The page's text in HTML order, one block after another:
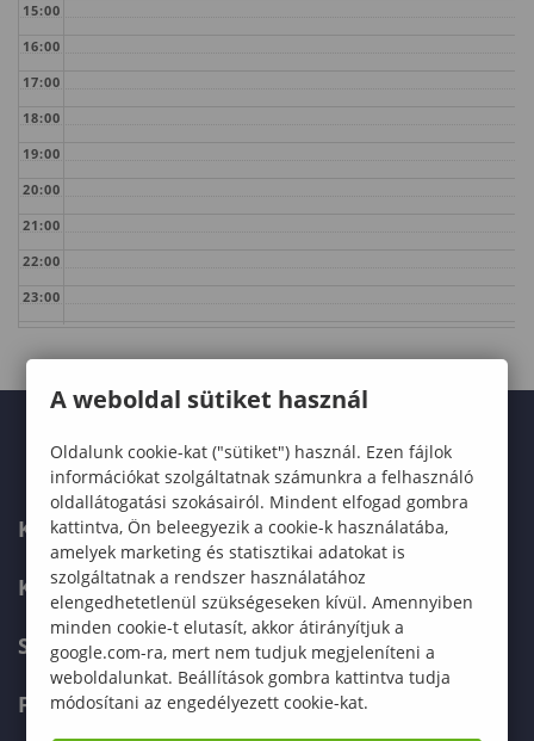
15:00
16:00
17:00
18:00
19:00
20:00
21:00
22:00
23:00
KAPCSOLAT
KÉPZÉSKERESŐ
SZERVEZETI FELÉPÍTÉS
FELVÉTELIZŐKNEK
A weboldal sütiket használ
Oldalunk cookie-kat ("sütiket") használ. Ezen fájlok
információkat szolgáltatnak számunkra a felhasználó
oldallátogatási szokásairól. Mindent elfogad gombra
kattintva, Ön beleegyezik a cookie-k használatába,
amelyek marketing és statisztikai adatokat is
szolgáltatnak a rendszer használatához
elengedhetetlenül szükségeseken kívül. Amennyiben
minden cookie-t elutasít, akkor átirányítjuk a
google.com-ra, mert nem tudjuk megjeleníteni a
weboldalunkat. Beállítások gombra kattintva tudja
módosítani az engedélyezett cookie-kat.